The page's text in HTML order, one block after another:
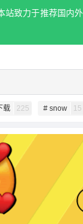
站致力于推荐国内
载 225 # snow 15